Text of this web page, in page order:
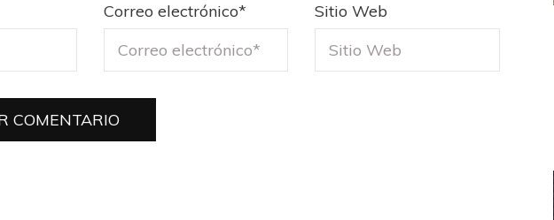
Correo electrónico* Sitio Web
FÚTBOL FEMENINO
LIGA DE LA COSTA
FÚTBOL FEMENINO
OTRAS LIGAS FEM